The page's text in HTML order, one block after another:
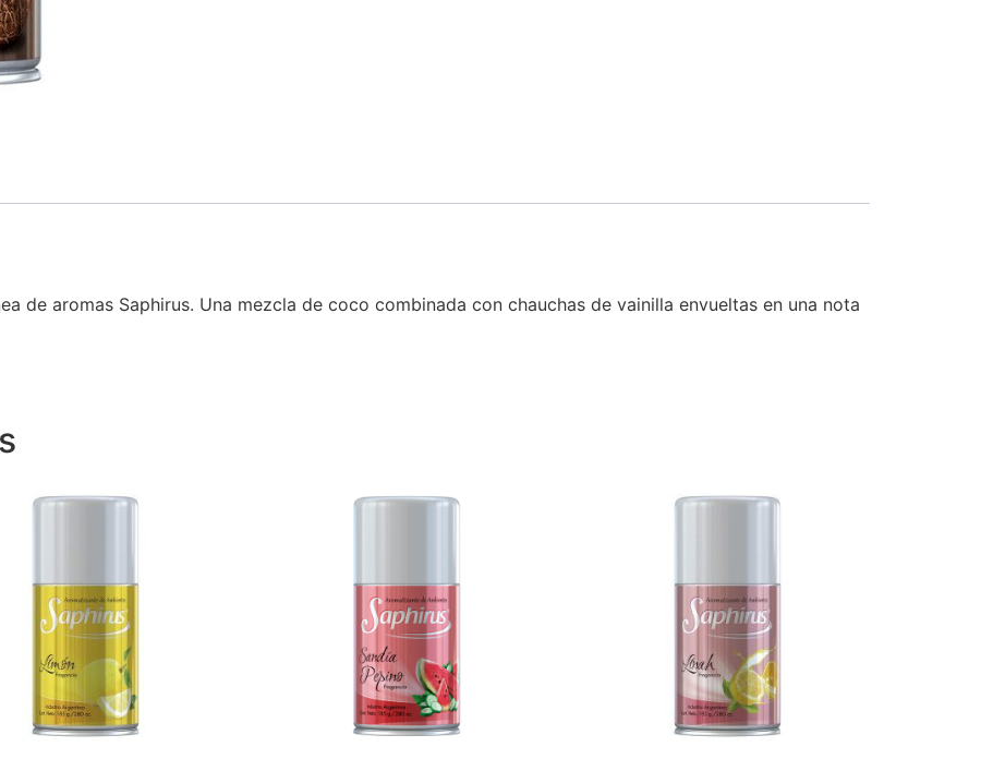
de aromas Saphirus. Una mezcla de coco combinada con chauchas de vainilla envueltas en una nota